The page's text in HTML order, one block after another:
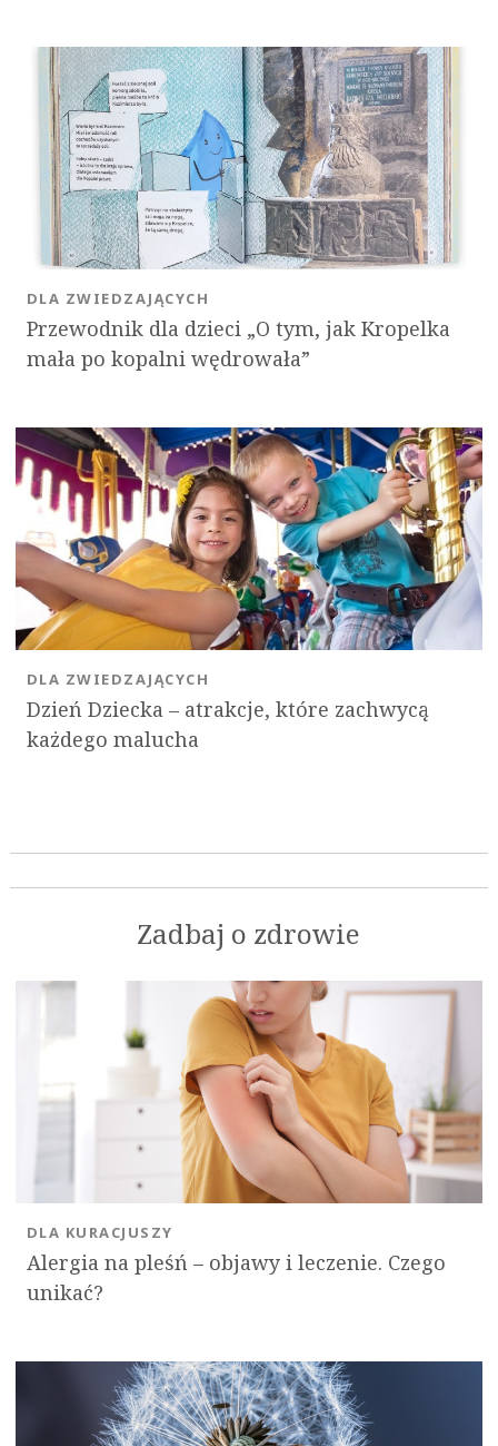
Przewodnik dla dzieci „O tym, jak Kropelka
mała po kopalni wędrowała”
DLA ZWIEDZAJĄCYCH
Dzień Dziecka – atrakcje, które zachwycą
każdego malucha
DLA ZWIEDZAJĄCYCH
Zadbaj o zdrowie
Alergia na pleśń – objawy i leczenie. Czego
unikać?
DLA KURACJUSZY